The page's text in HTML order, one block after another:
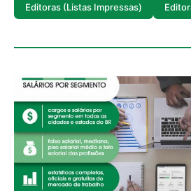
Editoras (Listas Impressas)